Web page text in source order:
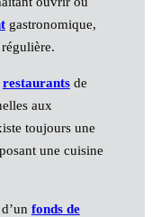
gastronomique,
restaurantsde
aux
toujours une
une cuisine
fonds de